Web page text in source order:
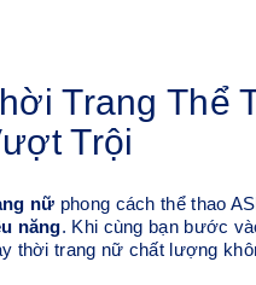
Trang Thể
Trội
nữ phong cách thể thao
năng. Khi cùng bạn bước
thời trang nữ chất lượng